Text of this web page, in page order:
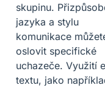
skupinu.
jazyka a stylu
komunikace
oslovit specifické
uchazeče. Využití
textu, jako